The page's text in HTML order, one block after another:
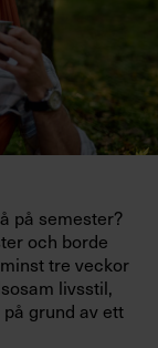
på semester?
och borde
tre veckor
livsstil,
grund av ett